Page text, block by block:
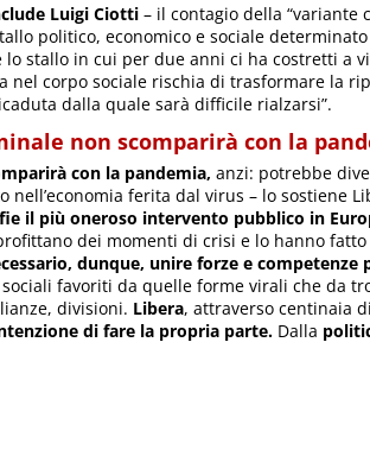
Luigi Ciotti – il contagio della “variante
politico, economico e sociale
stallo in cui per due anni ci ha costretti a
nel corpo sociale rischia di trasformare la
dalla quale sarà difficile rialzarsi”.
non scomparirà con la
con la pandemia, anzi: potrebbe
ferita dal virus – lo sostiene
il più oneroso intervento pubblico in
dei momenti di crisi e lo hanno
dunque, unire forze e
favoriti da quelle forme virali che da
divisioni. Libera, attraverso centinaia
di fare la propria parte. Dalla